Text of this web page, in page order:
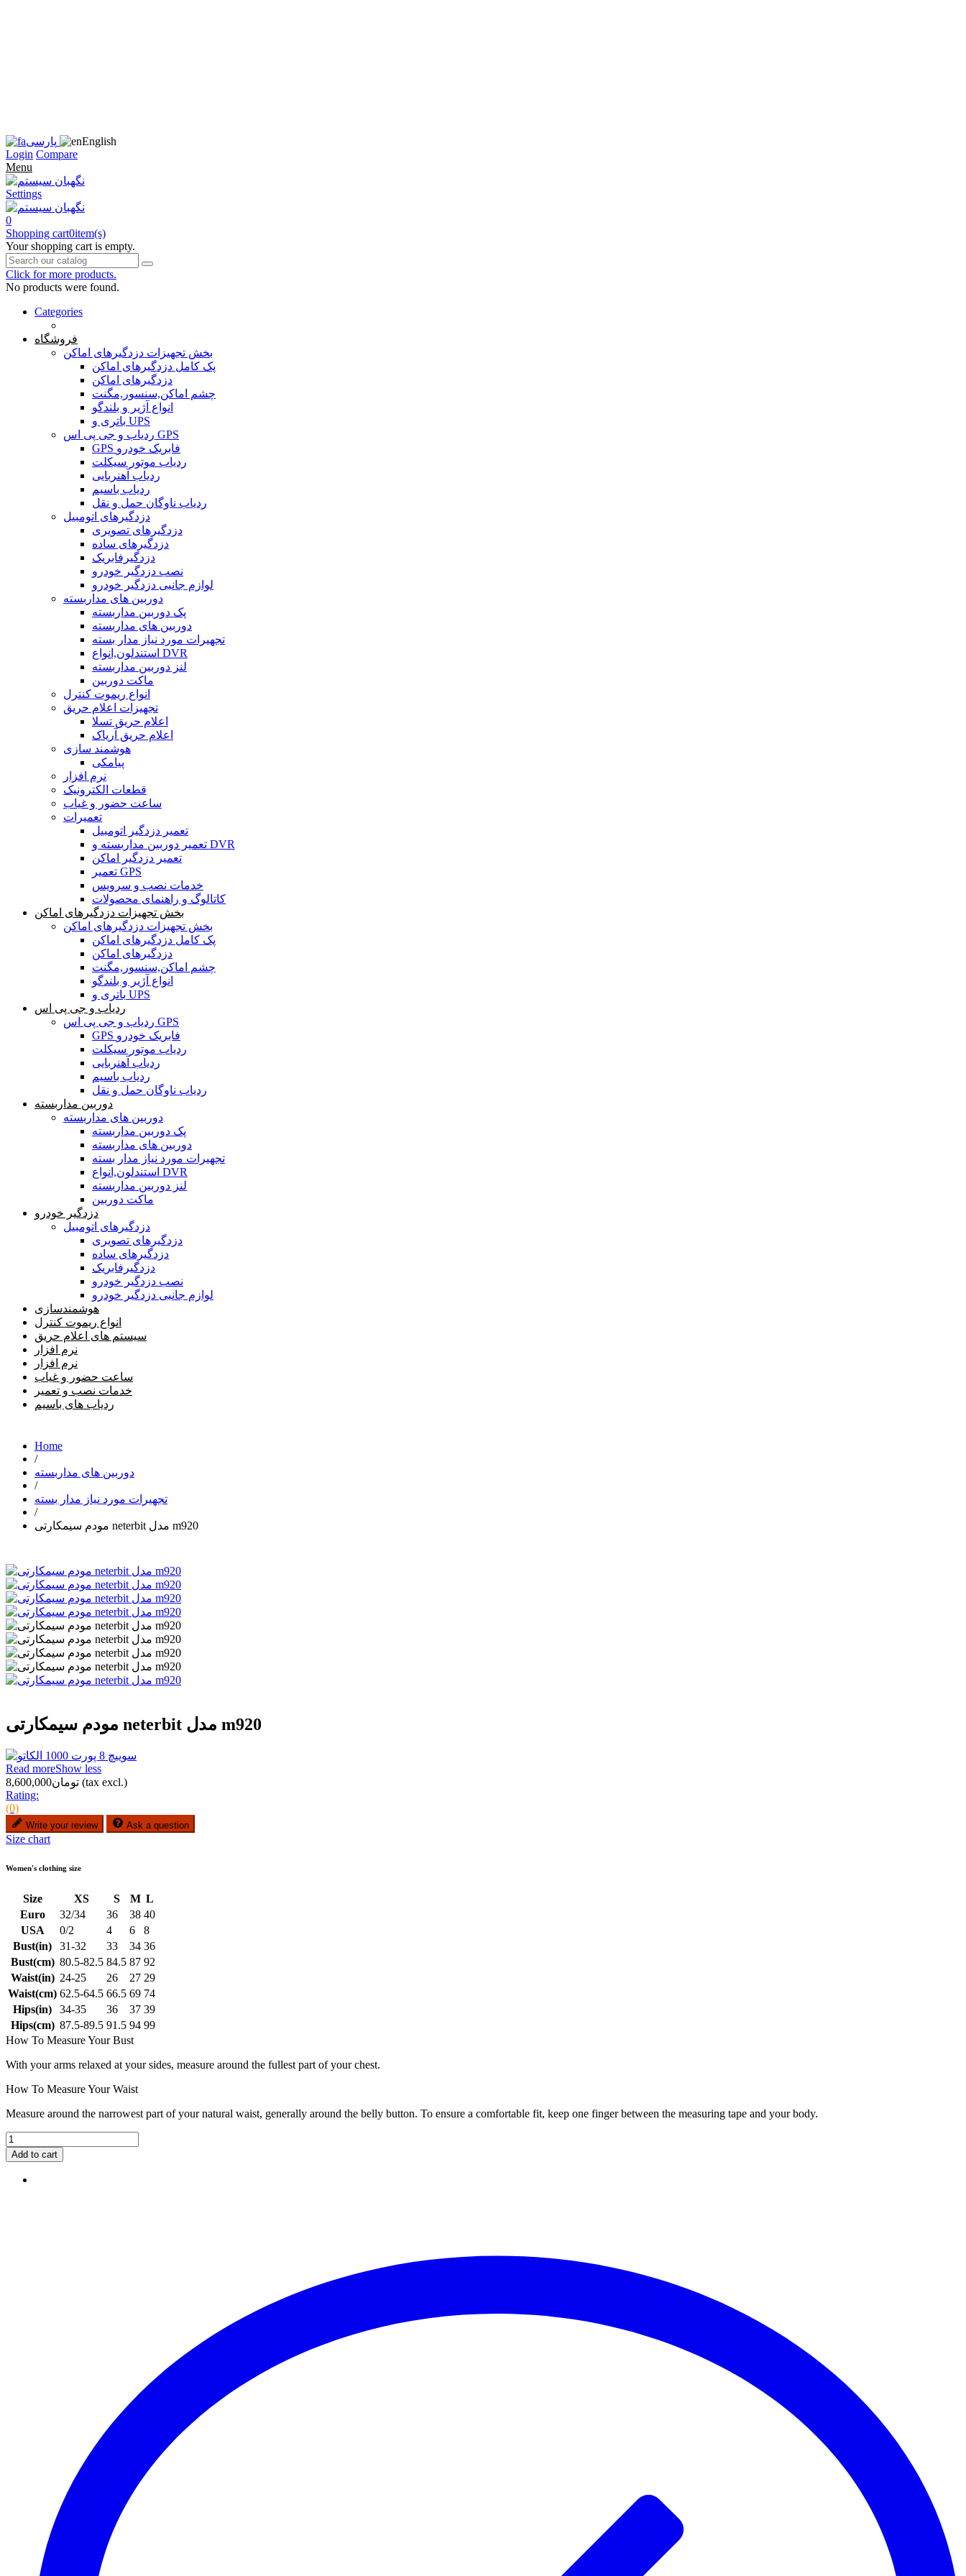
پارسی
English
Login Compare
Menu
Settings
0
Shopping cart0item(s)
Your shopping cart is empty.
Click for more products.
No products were found.
Categories
فروشگاه
بخش تجهیزات دزدگیرهای اماکن
پک کامل دزدگیرهای اماکن
دزدگیرهای اماکن
چشم اماکن,سنسور,مگنت
انواع آژیر و بلندگو
باتری و UPS
ردیاب و جی پی اس GPS
GPS فابریک خودرو
ردیاب موتور سیکلت
ردیاب آهنربایی
ردیاب باسیم
ردیاب ناوگان حمل و نقل
دزدگیرهای اتومبیل
دزدگیرهای تصویری
دزدگیرهای ساده
دزدگیرفابریک
نصب دزدگیر خودرو
لوازم جانبی دزدگیر خودرو
دوربین های مداربسته
پک دوربین مداربسته
دوربین های مداربسته
تجهیرات مورد نیاز مدار بسته
استندلون,انواع DVR
لنز دوربین مداربسته
ماکت دوربین
انواع ریموت کنترل
تجهیزات اعلام حریق
اعلام حریق تسلا
اعلام حریق آریاک
هوشمند سازی
پیامکی
نرم افزار
قطعات الکترونیک
ساعت حضور و غیاب
تعمیرات
تعمیر دزدگیر اتومبیل
تعمیر دوربین مداربسته و DVR
تعمیر دزدگیر اماکن
تعمیر GPS
خدمات نصب و سرویس
کاتالوگ و راهنمای محصولات
بخش تجهیزات دزدگیرهای اماکن
بخش تجهیزات دزدگیرهای اماکن
پک کامل دزدگیرهای اماکن
دزدگیرهای اماکن
چشم اماکن,سنسور,مگنت
انواع آژیر و بلندگو
باتری و UPS
ردیاب و جی پی اس
ردیاب و جی پی اس GPS
GPS فابریک خودرو
ردیاب موتور سیکلت
ردیاب آهنربایی
ردیاب باسیم
ردیاب ناوگان حمل و نقل
دوربین مداربسته
دوربین های مداربسته
پک دوربین مداربسته
دوربین های مداربسته
تجهیرات مورد نیاز مدار بسته
استندلون,انواع DVR
لنز دوربین مداربسته
ماکت دوربین
دزدگیر خودرو
دزدگیرهای اتومبیل
دزدگیرهای تصویری
دزدگیرهای ساده
دزدگیرفابریک
نصب دزدگیر خودرو
لوازم جانبی دزدگیر خودرو
هوشمندسازی
انواع ریموت کنترل
سیستم های اعلام حریق
نرم افزار
نرم افزار
ساعت حضور و غیاب
خدمات نصب و تعمیر
ردیاب های باسیم
Home
/
دوربین های مداربسته
/
تجهیرات مورد نیاز مدار بسته
/
مودم سیمکارتی neterbit مدل m920
مودم سیمکارتی neterbit مدل m920
Read moreShow less
تومان8,600,000 (tax excl.)
Rating:
(0)
Write your review Ask a question
Size chart
Women's clothing size
Size XS S M L
Euro
32/34 36 38 40
USA
0/2 4 6
8
Bust(in)
31-32 33 34 36
Bust(cm) 80.5-82.5 84.5 87 92
Waist(in) 24-25 26 27 29
Waist(cm) 62.5-64.5 66.5 69 74
Hips(in)
34-35 36 37 39
Hips(cm) 87.5-89.5 91.5 94 99
How To Measure Your Bust
With your arms relaxed at your sides, measure around the fullest part of your chest.
How To Measure Your Waist
Measure around the narrowest part of your natural waist, generally around the belly button. To ensure a comfortable fit, keep one finger between the measuring tape and your body.
Add to cart